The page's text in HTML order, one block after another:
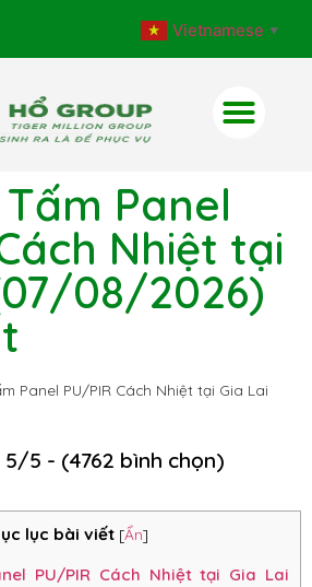
Vietnamese ▼
Panel
Nhiệt tại
08/2026)
Panel PU/PIR Cách Nhiệt tại Gia Lai
5/5 - (4762 bình chọn)
lục bài viết [Ẩn]
PU/PIR Cách Nhiệt tại Gia Lai